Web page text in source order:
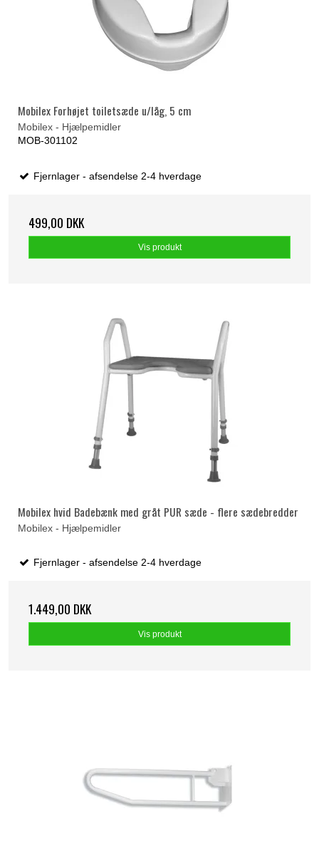
Mobilex Forhøjet toiletsæde u/låg, 5 cm
Mobilex - Hjælpemidler
MOB-301102
Fjernlager - afsendelse 2-4 hverdage
499,00 DKK
Vis produkt
Mobilex hvid Badebænk med gråt PUR sæde - flere sædebredder
Mobilex - Hjælpemidler
Fjernlager - afsendelse 2-4 hverdage
1.449,00 DKK
Vis produkt